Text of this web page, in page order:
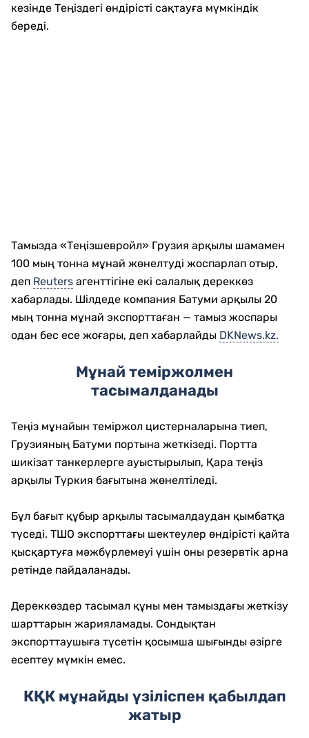
кезінде Теңіздегі өндірісті сақтауға мүмкіндік
береді.
Тамызда «Теңізшевройл» Грузия арқылы шамамен
100 мың тонна мұнай жөнелтуді жоспарлап отыр,
деп Reuters агенттігіне екі салалық дереккөз
хабарлады. Шілдеде компания Батуми арқылы 20
мың тонна мұнай экспорттаған — тамыз жоспары
одан бес есе жоғары, деп хабарлайды DKNews.kz.
Мұнай теміржолмен
тасымалданады
Теңіз мұнайын теміржол цистерналарына тиеп,
Грузияның Батуми портына жеткізеді. Портта
шикізат танкерлерге ауыстырылып, Қара теңіз
арқылы Түркия бағытына жөнелтіледі.
Бұл бағыт құбыр арқылы тасымалдаудан қымбатқа
түседі. ТШО экспорттағы шектеулер өндірісті қайта
қысқартуға мәжбүрлемеуі үшін оны резервтік арна
ретінде пайдаланады.
Дереккөздер тасымал құны мен тамыздағы жеткізу
шарттарын жарияламады. Сондықтан
экспорттаушыға түсетін қосымша шығынды әзірге
есептеу мүмкін емес.
КҚК мұнайды үзіліспен қабылдап
жатыр